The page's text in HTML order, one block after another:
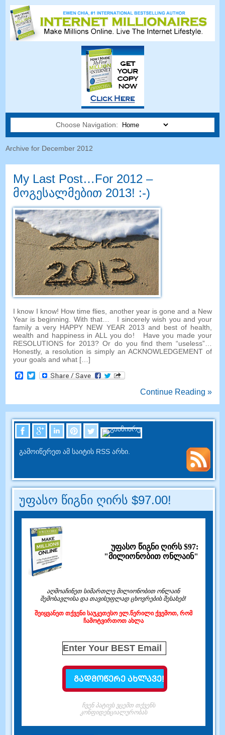
Choose Navigation:
Archive for December 2012
My Last Post…For 2012 –
მოგესალმებით 2013! :-)
I know I know! How time flies another year is gone and a New
Year is beginning
With that… I sincerely wish you and your
family a very HAPPY NEW YEAR 2013 and best of health
wealth and happiness in ALL you do! Have you made your
RESOLUTIONS for 2013?Or do you find them “useless”…
Honestly,a resolution is simply an ACKNOWLEDGEMENT of
your goals and what […]
Facebook
Twitter
Continue Reading »
გამოიწერეთ ამ საიტის RSS არხი.
უფასო წიგნი ღირს $97.00!
უფასო წიგნი ღირს $97:
"მილიონობით ონლაინ"
აღმოაჩინეთ სიმართლე მილიონობით ონლაინ
შემოსავლისა და თავისუფლად ცხოვრების შესახებ!
შეიყვანეთ თქვენი საუკეთესო ელ.წერილი ქვემოთ, რომ
ჩამოტვირთოთ ახლა
ჩვენ პატივს ვცემთ თქვენს
კონფიდენციალურობას